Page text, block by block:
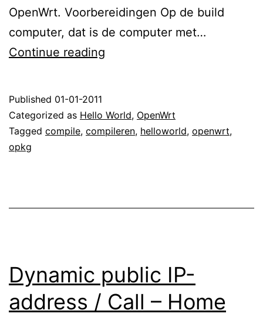
OpenWrt. Voorbereidingen Op de build
computer, dat is de computer met…
Continue reading
OpenWrt
Published 01-01-2011
Categorized as Hello World, OpenWrt
Tagged compile, compileren, helloworld, openwrt,
opkg
Dynamic public IP-
address / Call – Home